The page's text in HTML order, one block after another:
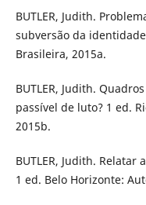
BUTLER, Judith.
subversão da
Brasileira, 2015a.
BUTLER, Judith.
passível de luto? 1 ed.
2015b.
BUTLER, Judith.
1 ed. Belo Horizonte: